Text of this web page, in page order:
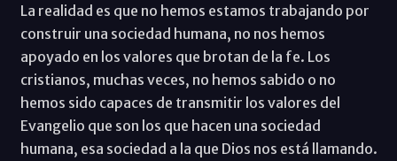
La realidad es que no hemos estamos trabajando por
construir una sociedad humana, no nos hemos
apoyado en los valores que brotan de la fe. Los
cristianos, muchas veces, no hemos sabido o no
hemos sido capaces de transmitir los valores del
Evangelio que son los que hacen una sociedad
humana, esa sociedad a la que Dios nos está llamando.